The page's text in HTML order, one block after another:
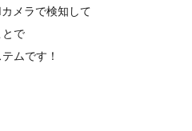
メラで検知して
で
ムです！